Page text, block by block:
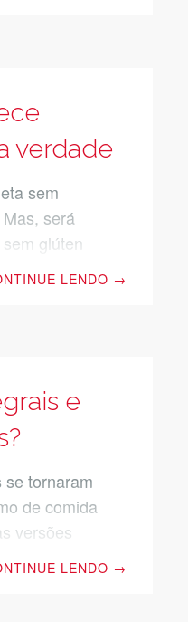
agora
para
dos
verdade
sem
será
glúten
tudo o
na
LENDO →
e
tornaram
de comida
versões
melhor
LENDO →